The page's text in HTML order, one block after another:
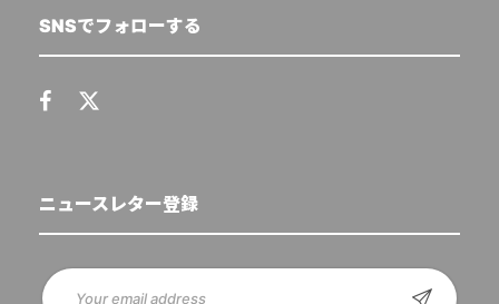
SNSでフォローする
ニュースレター登録